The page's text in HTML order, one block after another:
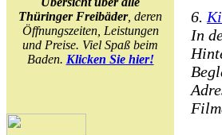
Thüringer Freibäder, deren
Öffnungszeiten, Leistungen
und Preise. Viel Spaß beim
Baden. Klicken Sie hier!
6.
In